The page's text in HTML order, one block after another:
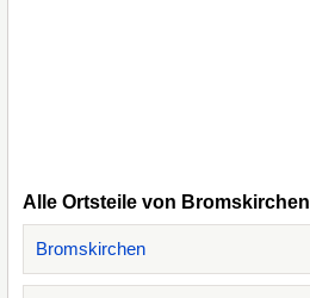
Alle Ortsteile von Bromskirchen
Bromskirchen